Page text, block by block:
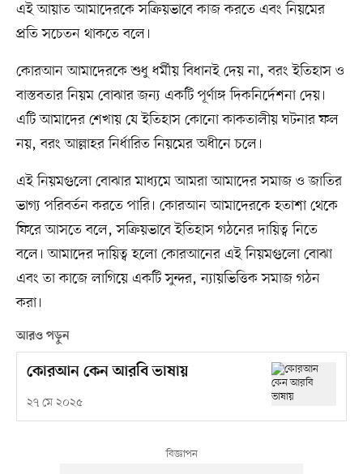
এই আয়াত আমাদেরকে সক্রিয়ভাবে কাজ করতে এবং নিয়মের
প্রতি সচেতন থাকতে বলে।
কোরআন আমাদেরকে শুধু ধর্মীয় বিধানই দেয় না, বরং ইতিহাস ও
বাস্তবতার নিয়ম বোঝার জন্য একটি পূর্ণাঙ্গ দিকনির্দেশনা দেয়।
এটি আমাদের শেখায় যে ইতিহাস কোনো কাকতালীয় ঘটনার ফল
নয়, বরং আল্লাহর নির্ধারিত নিয়মের অধীনে চলে।
এই নিয়মগুলো বোঝার মাধ্যমে আমরা আমাদের সমাজ ও জাতির
ভাগ্য পরিবর্তন করতে পারি। কোরআন আমাদেরকে হতাশা থেকে
ফিরে আসতে বলে, সক্রিয়ভাবে ইতিহাস গঠনের দায়িত্ব নিতে
বলে। আমাদের দায়িত্ব হলো কোরআনের এই নিয়মগুলো বোঝা
এবং তা কাজে লাগিয়ে একটি সুন্দর, ন্যায়ভিত্তিক সমাজ গঠন
করা।
আরও পড়ুন
কোরআন কেন আরবি ভাষায়
২৭ মে ২০২৫